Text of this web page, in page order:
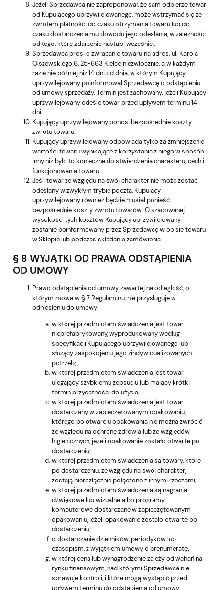
Jeżeli Sprzedawca nie zaproponował, że sam odbierze towar
od Kupującego uprzywilejowanego, może wstrzymać się ze
zwrotem płatności do czasu otrzymania towaru lub do
czasu dostarczenia mu dowodu jego odesłania, w zależności
od tego, które zdarzenie nastąpi wcześniej.
Sprzedawca prosi o zwracanie towaru na adres: ul. Karola
Olszewskiego 6, 25-663 Kielce niezwłocznie, a w każdym
razie nie później niż 14 dni od dnia, w którym Kupujący
uprzywilejowany poinformował Sprzedawcę o odstąpieniu
od umowy sprzedaży. Termin jest zachowany, jeżeli Kupujący
uprzywilejowany odeśle towar przed upływem terminu 14
dni.
Kupujący uprzywilejowany ponosi bezpośrednie koszty
zwrotu towaru.
Kupujący uprzywilejowany odpowiada tylko za zmniejszenie
wartości towaru wynikające z korzystania z niego w sposób
inny niż było to konieczne do stwierdzenia charakteru, cech i
funkcjonowania towaru.
Jeśli towar ze względu na swój charakter nie może zostać
odesłany w zwykłym trybie pocztą, Kupujący
uprzywilejowany również będzie musiał ponieść
bezpośrednie koszty zwrotu towarów. O szacowanej
wysokości tych kosztów Kupujący uprzywilejowany
zostanie poinformowany przez Sprzedawcę w opisie towaru
w Sklepie lub podczas składania zamówienia.
§ 8 WYJĄTKI OD PRAWA ODSTĄPIENIA
OD UMOWY
Prawo odstąpienia od umowy zawartej na odległość, o
którym mowa w § 7 Regulaminu, nie przysługuje w
odniesieniu do umowy:
w której przedmiotem świadczenia jest towar
nieprefabrykowany, wyprodukowany według
specyfikacji Kupującego uprzywilejowanego lub
służący zaspokojeniu jego zindywidualizowanych
potrzeb;
w której przedmiotem świadczenia jest towar
ulegający szybkiemu zepsuciu lub mający krótki
termin przydatności do użycia;
w której przedmiotem świadczenia jest towar
dostarczany w zapieczętowanym opakowaniu,
którego po otwarciu opakowania nie można zwrócić
ze względu na ochronę zdrowia lub ze względów
higienicznych, jeżeli opakowanie zostało otwarte po
dostarczeniu;
w której przedmiotem świadczenia są towary, które
po dostarczeniu, ze względu na swój charakter,
zostają nierozłącznie połączone z innymi rzeczami;
w której przedmiotem świadczenia są nagrania
dźwiękowe lub wizualne albo programy
komputerowe dostarczane w zapieczętowanym
opakowaniu, jeżeli opakowanie zostało otwarte po
dostarczeniu;
o dostarczanie dzienników, periodyków lub
czasopism, z wyjątkiem umowy o prenumeratę;
w której cena lub wynagrodzenie zależy od wahań na
rynku finansowym, nad którymi Sprzedawca nie
sprawuje kontroli, i które mogą wystąpić przed
upływem terminu do odstąpienia od umowy.